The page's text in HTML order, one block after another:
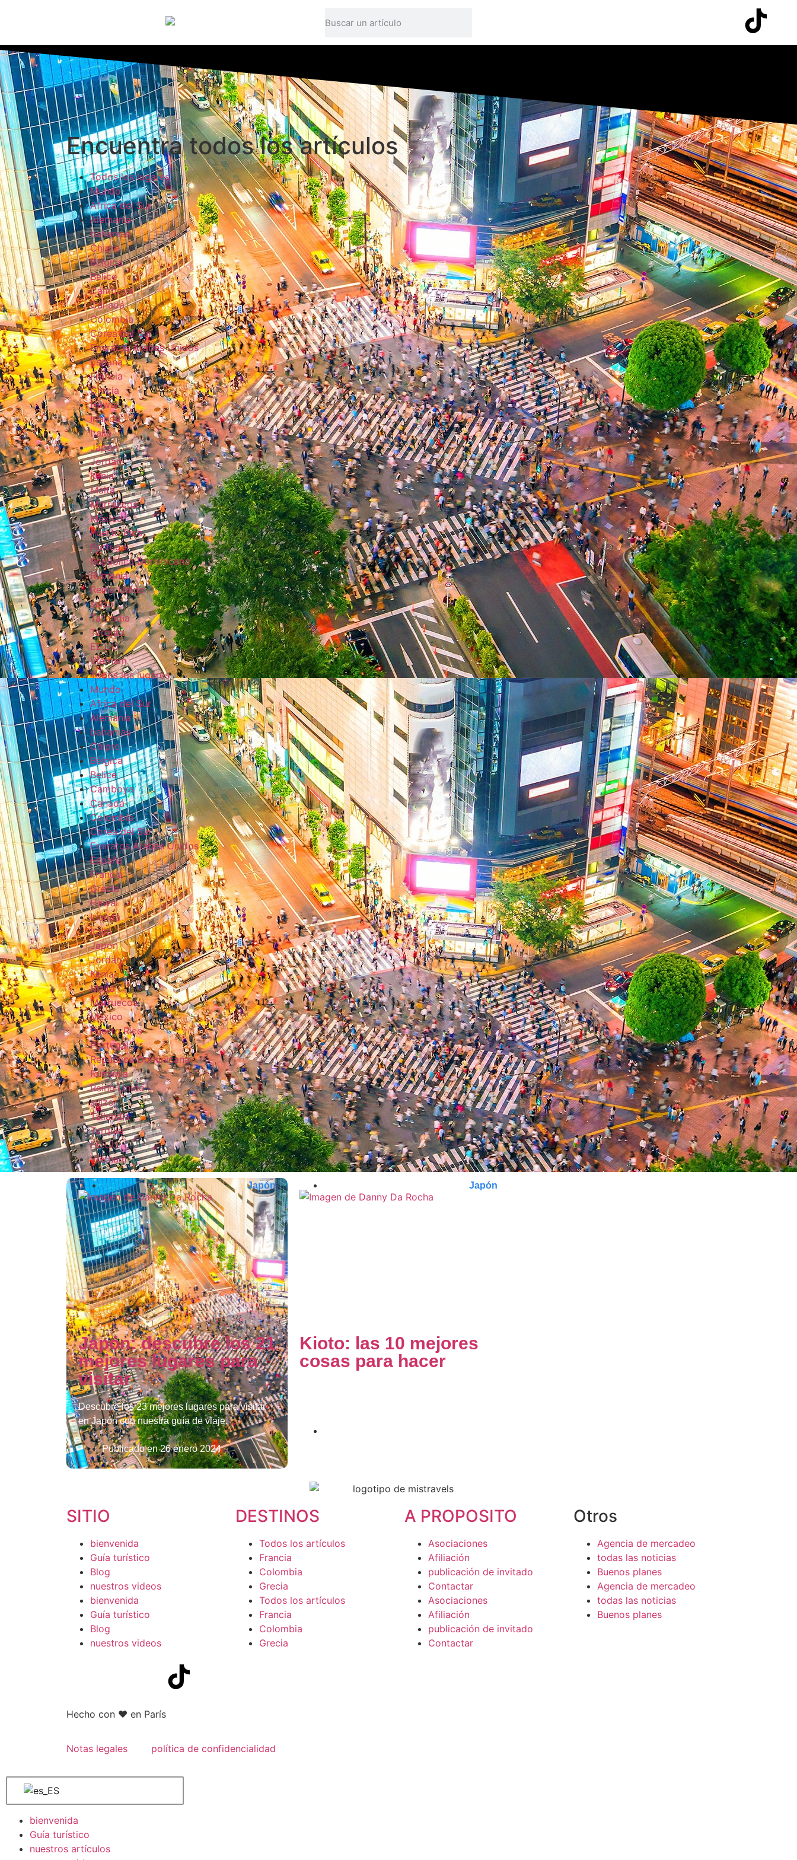
Encuentra todos los artículos
Todos los lugares
Mundo
Africa del Sur
Alemania
bahamas
Chipre
Bélgica
Belice
Camboya
Canadá
Colombia
Corea del Sur
Emiratos Árabes Unidos
España
Francia
Grecia
Hawai
Irlanda
Italia
Japón
Jordán
Kenia
Malta
Marruecos
México
Puerto Rico
Portugal
República Dominicana
Rumania
Reino Unido
suizo
Tailandia
Turquía
EE.UU
Vietnam
Todos los lugares
Mundo
Africa del Sur
Alemania
bahamas
Chipre
Bélgica
Belice
Camboya
Canadá
Colombia
Corea del Sur
Emiratos Árabes Unidos
España
Francia
Grecia
Hawai
Irlanda
Italia
Japón
Jordán
Kenia
Malta
Marruecos
México
Puerto Rico
Portugal
República Dominicana
Rumania
Reino Unido
suizo
Tailandia
Turquía
EE.UU
Vietnam
Japón
Japón: descubre los 21
mejores lugares para
visitar
Descubre los 23 mejores lugares para visitar
en Japón con nuestra guía de viaje.
Publicado en26 enero 2024
Japón
Kioto: las 10 mejores
cosas para hacer
SITIO
bienvenida
Guía turístico
Blog
nuestros videos
bienvenida
Guía turístico
Blog
nuestros videos
DESTINOS
Todos los artículos
Francia
Colombia
Grecia
Todos los artículos
Francia
Colombia
Grecia
A PROPOSITO
Asociaciones
Afiliación
publicación de invitado
Contactar
Asociaciones
Afiliación
publicación de invitado
Contactar
Otros
Agencia de mercadeo
todas las noticias
Buenos planes
Agencia de mercadeo
todas las noticias
Buenos planes
Hecho con ❤ en París
Notas legales política de confidencialidad
bienvenida
Guía turístico
nuestros artículos